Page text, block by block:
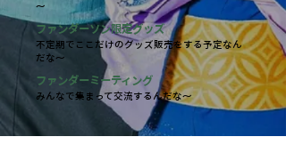
～
ファンダーソン限定グッズ
不定期でここだけのグッズ販売をする予定なん
だな～
ファンダーミーティング
みんなで集まって交流するんだな～